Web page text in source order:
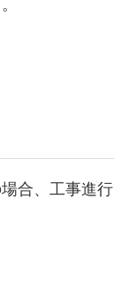
合、工事進行